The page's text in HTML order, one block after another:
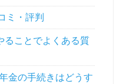
ミ・評判
ることでよくある質
金の手続きはどうす